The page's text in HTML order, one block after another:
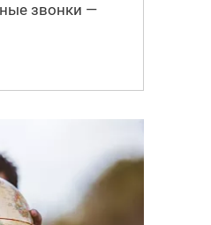
звонки —